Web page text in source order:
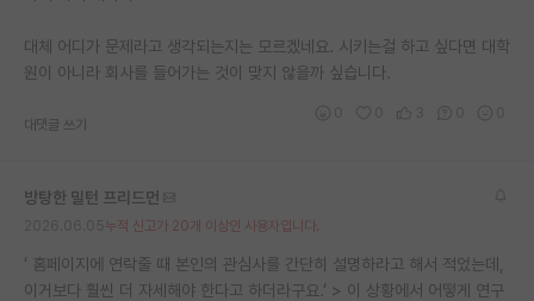
대체 어디가 문제라고 생각되는지는 모르겠네요. 시키는걸 하고 싶다면 대학
원이 아니라 회사를 들어가는 것이 맞지 않을까 싶습니다.
대댓글 쓰기
방탕한 밀턴 프리드먼
누적 신고가 20개 이상인 사용자입니다.
‘ 홈페이지에 연락줄 때 본인의 관심사를 간단히 설명하라고 해서 적었는데,
이거보다 훨씬 더 자세해야 한다고 하더라구요.’ > 이 상황에서 어떻게 연구